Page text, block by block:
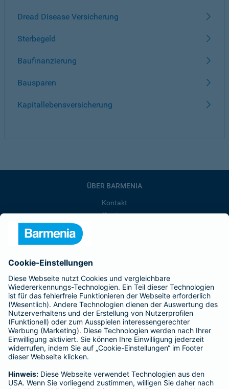
Dread Disease Versicherung
Sterbegeld
Baufinanzierung
Bausparen
Kapitallebensversicherung
ÜBER BARMENIA
Kontakt
Karriere
Affiliate-Partner werden
Barmenia ist Teil der BarmeniaGothaer
BELIEBTE SEITEN
Kranken-Zusatzversicherung
Tierversicherungen
Haftpflichtversicherung
Hausratversicherung
SERVICE